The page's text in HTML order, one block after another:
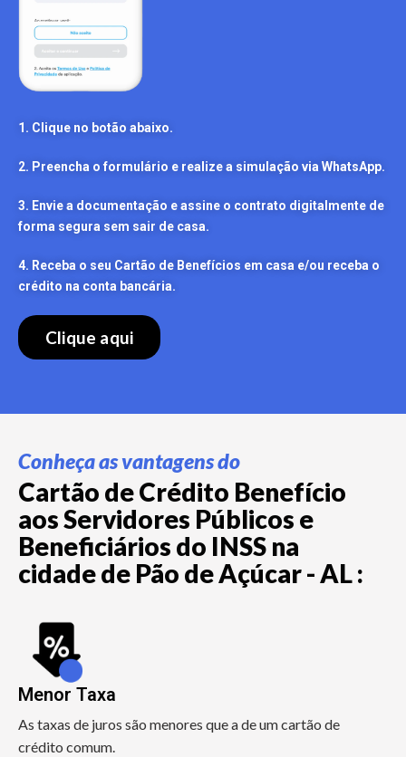
1. Clique no botão abaixo.
2. Preencha o formulário e realize a simulação via WhatsApp.
3. Envie a documentação e assine o contrato digitalmente de
forma segura sem sair de casa.
4. Receba o seu Cartão de Benefícios em casa e/ou receba o
crédito na conta bancária.
Clique aqui
Conheça as vantagens do
Cartão de Crédito Benefício
aos Servidores Públicos e
Beneficiários do INSS na
cidade de Pão de Açúcar - AL :
Menor Taxa
As taxas de juros são menores que a de um cartão de
crédito comum.